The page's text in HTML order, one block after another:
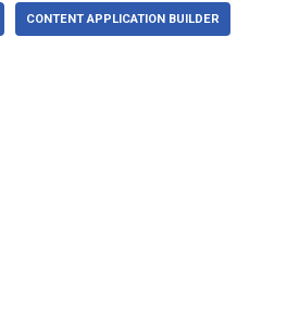
CONTENT APPLICATION BUILDER